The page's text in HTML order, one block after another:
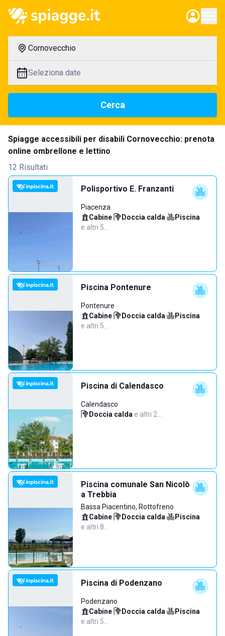
Cornovecchio
Seleziona date
Cerca
Spiagge accessibili per disabili Cornovecchio: prenota
online ombrellone e lettino
12 Risultati
Polisportivo E. Franzanti
Piacenza
Cabine· Doccia calda· Piscina·
e altri 5…
Piscina Pontenure
Pontenure
Cabine· Doccia calda· Piscina·
e altri 5…
Piscina di Calendasco
Calendasco
Doccia calda·e altri 2…
Piscina comunale San Nicolò
a Trebbia
Bassa Piacentino, Rottofreno
Cabine· Doccia calda· Piscina·
e altri 8…
Piscina di Podenzano
Podenzano
Cabine· Doccia calda· Piscina·
e altri 5…